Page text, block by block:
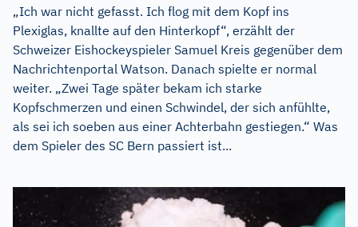
„Ich war nicht gefasst. Ich flog mit dem Kopf ins
Plexiglas, knallte auf den Hinterkopf“, erzählt der
Schweizer Eishockeyspieler Samuel Kreis gegenüber dem
Nachrichtenportal Watson. Danach spielte er normal
weiter. „Zwei Tage später bekam ich starke
Kopfschmerzen und einen Schwindel, der sich anfühlte,
als sei ich soeben aus einer Achterbahn gestiegen.“ Was
dem Spieler des SC Bern passiert ist...